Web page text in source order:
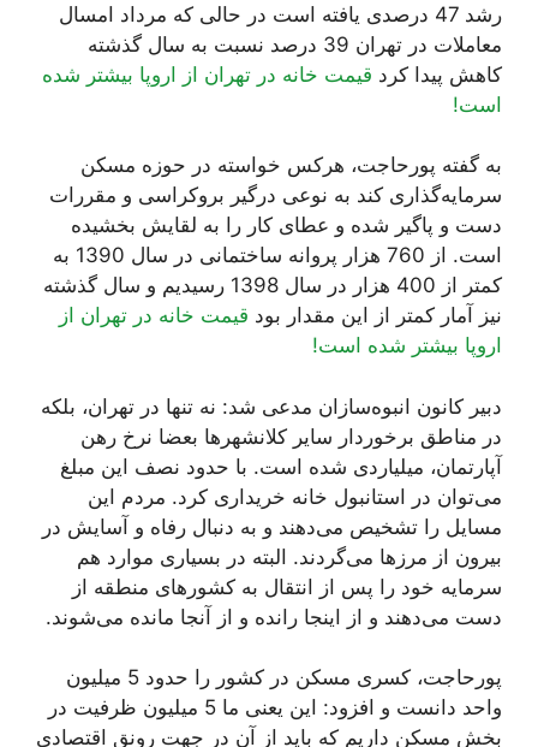
رشد 47 درصدی یافته است در حالی که مرداد امسال
معاملات در تهران 39 درصد نسبت به سال گذشته
کاهش پیدا کرد قیمت خانه در تهران از اروپا بیشتر شده
است!
به گفته پورحاجت، هرکس خواسته در حوزه مسکن
سرمایه‌گذاری کند به نوعی درگیر بروکراسی و مقررات
دست و پاگیر شده و عطای کار را به لقایش بخشیده
است. از 760 هزار پروانه ساختمانی در سال 1390 به
کمتر از 400 هزار در سال 1398 رسیدیم و سال گذشته
نیز آمار کمتر از این مقدار بود قیمت خانه در تهران از
اروپا بیشتر شده است!
دبیر کانون انبوه‌سازان مدعی شد: نه تنها در تهران، بلکه
در مناطق برخوردار سایر کلانشهرها بعضا نرخ رهن
آپارتمان، میلیاردی شده است. با حدود نصف این مبلغ
می‌توان در استانبول خانه خریداری کرد. مردم این
مسايل را تشخیص می‌دهند و به دنبال رفاه و آسایش در
بیرون از مرزها می‌گردند. البته در بسیاری موارد هم
سرمایه خود را پس از انتقال به کشورهای منطقه از
دست می‌دهند و از اینجا رانده و از آنجا مانده می‌شوند.
پورحاجت، کسری مسکن در کشور را حدود 5 میلیون
واحد دانست و افزود: این یعنی ما 5 میلیون ظرفیت در
بخش مسکن داریم که باید از آن در جهت رونق اقتصادی